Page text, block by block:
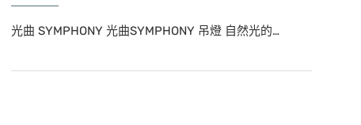
光曲 SYMPHONY 光曲SYMPHONY 吊燈 自然光的…